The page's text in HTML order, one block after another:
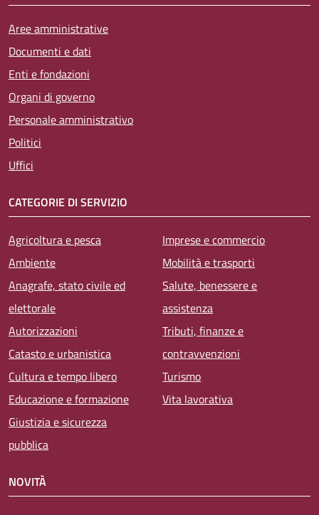
Aree amministrative
Documenti e dati
Enti e fondazioni
Organi di governo
Personale amministrativo
Politici
Uffici
CATEGORIE DI SERVIZIO
Agricoltura e pesca
Ambiente
Anagrafe, stato civile ed
elettorale
Autorizzazioni
Catasto e urbanistica
Cultura e tempo libero
Educazione e formazione
Giustizia e sicurezza
pubblica
Imprese e commercio
Mobilità e trasporti
Salute, benessere e
assistenza
Tributi, finanze e
contravvenzioni
Turismo
Vita lavorativa
NOVITÀ